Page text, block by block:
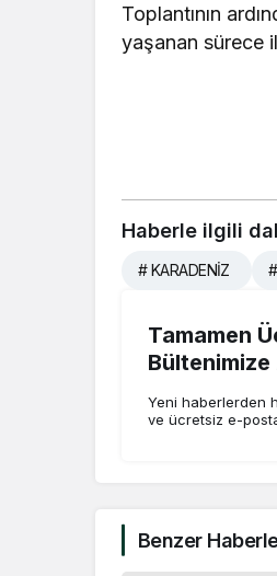
Toplantının
yaşanan sürece
Haberle ilgili
# KARADENİZ
Tamamen
Yeni haberlerden
ve ücretsiz e-
Benzer